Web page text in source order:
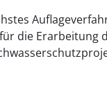
die Erarbeitung